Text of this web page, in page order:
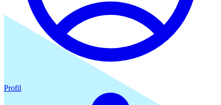
Profil